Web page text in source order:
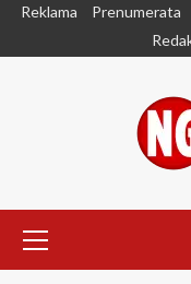
SkipReklama Prenumerata
Menu